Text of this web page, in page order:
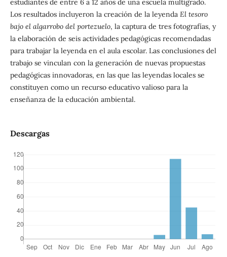
estudiantes de entre 6 a 12 años de una escuela multigrado.
Los resultados incluyeron la creación de la leyenda El tesoro
bajo el algarrobo del portezuelo, la captura de tres fotografías, y
la elaboración de seis actividades pedagógicas recomendadas
para trabajar la leyenda en el aula escolar. Las conclusiones del
trabajo se vinculan con la generación de nuevas propuestas
pedagógicas innovadoras, en las que las leyendas locales se
constituyen como un recurso educativo valioso para la
enseñanza de la educación ambiental.
Descargas